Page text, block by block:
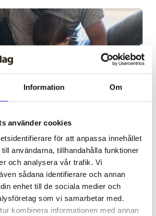
Information Om
använder cookies
för att anpassa innehållet
användarna, tillhandahålla funktioner
och analysera vår trafik. Vi
sådana identifierare och annan
enhet till de sociala medier och
som vi samarbetar med.
kombinera informationen med annan
bidrags­höjning
nästa år